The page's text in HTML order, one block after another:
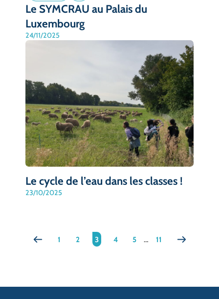
Le SYMCRAU au Palais du
Luxembourg
24/11/2025
Le cycle de l’eau dans les classes !
23/10/2025
1 2 3 4 5 … 11